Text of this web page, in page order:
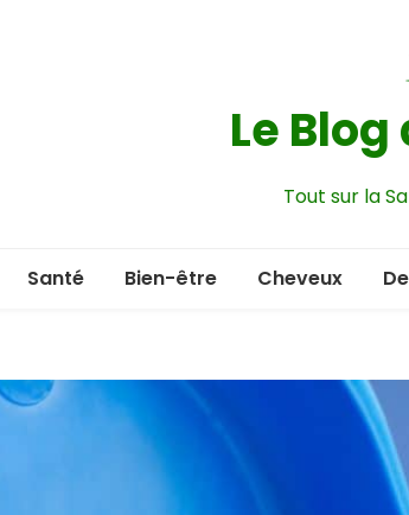
Le
Tout sur la
Santé Bien-être Cheveux